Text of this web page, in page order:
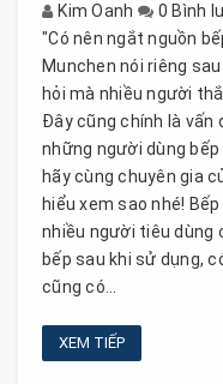
Kim Oanh 0 Bình
"Có nên ngắt nguồn
Munchen nói riêng
hỏi mà nhiều người
Đây cũng chính là vấn
những người dùng
hãy cùng chuyên gia
hiểu xem sao nhé!
nhiều người tiêu dùng
bếp sau khi sử dụng,
cũng có...
XEM TIẾP